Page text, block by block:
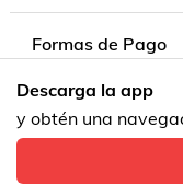
Formas de Pago
Descarga la app
y obtén una